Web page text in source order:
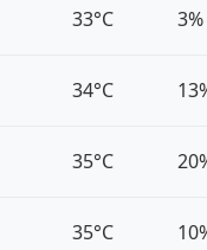
33°C 3%
34°C
35°C
35°C